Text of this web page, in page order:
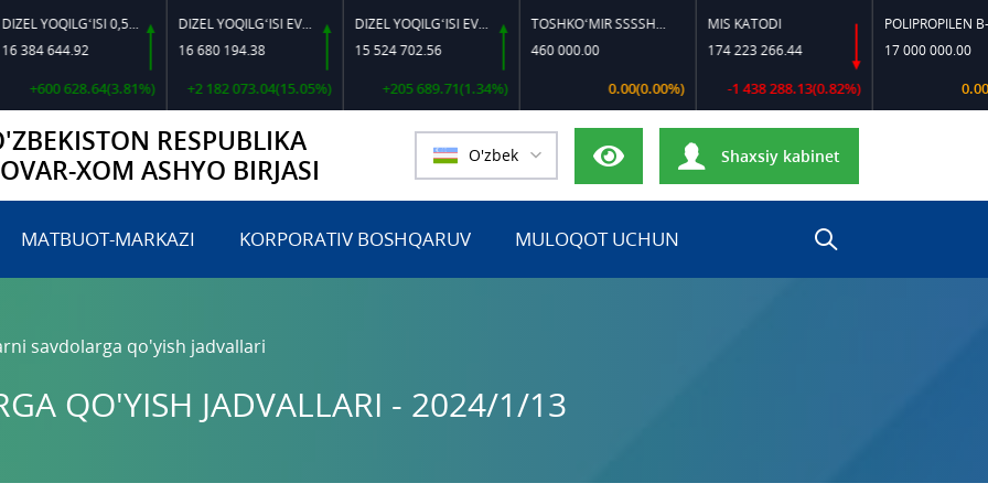
DIZEL YOQILG‘ISI 0,5-40
628.64(3.81%)
DIZEL YOQILG‘ISI EVRO L-K-4
16 680 194.38
+2 182 073.04(15.05%)
DIZEL YOQILG‘ISI EVRO-L II K-4 SSDF
15 524 702.56
+205 689.71(1.34%)
TOSHKO‘MIR SSSSH-13
460 000.00
0.00(0.00%)
MIS KATODI
174 223 266.44
-1 438 288.13(0.82%)
POLIPROPILEN B-320
17 000 000.00
0.00(0.00%)
RESPUBLIKA
XOM ASHYO BIRJASI
O'zbek Shaxsiy kabinet
MATBUOT-MARKAZI KORPORATIV BOSHQARUV MULOQOT UCHUN
savdolarga qo'yish jadvallari
QO'YISH JADVALLARI - 2024/1/13